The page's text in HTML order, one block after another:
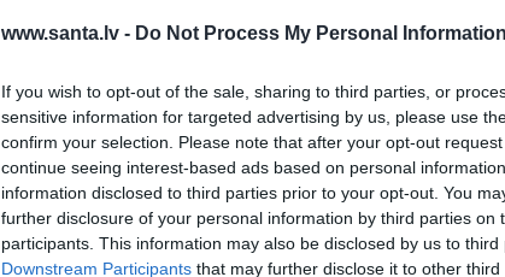
www.santa.lv - Do Not Process My Personal Information
If you wish to opt-out of the sale, sharing to third parties, or
sensitive information for targeted advertising by us, please use
confirm your selection. Please note that after your opt-out
continue seeing interest-based ads based on personal
information disclosed to third parties prior to your opt-out. You
further disclosure of your personal information by third parties on
participants. This information may also be disclosed by us to
Downstream Participants that may further disclose it to other third
Izvēlies brīvi – iespēja pārtraukt jebkurā laikā!
Jau esi abonents?Ienākt portālā